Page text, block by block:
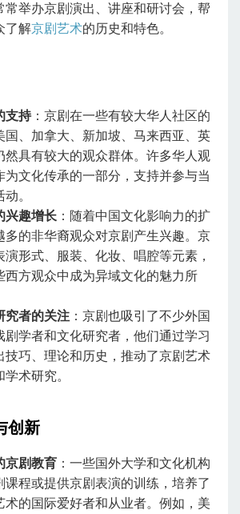
常举办京剧演出、讲座和研讨会，帮
了解京剧艺术的历史和特色。
支持：京剧在一些有较大华人社区的
国、加拿大、新加坡、马来西亚、英
然具有较大的观众群体。许多华人观
为文化传承的一部分，支持并参与当
。
兴趣增长 ：随着中国文化影响力的扩
多的非华裔观众对京剧产生兴趣。京
演形式、服装、化妆、唱腔等元素，
西方观众中成为异域文化的魅力所
究者的关注 ：京剧也吸引了不少外国
剧学者和文化研究者，他们通过学习
技巧、理论和历史，推动了京剧艺术
术研究。
创新
京剧教育 ：一些国外大学和文化机构
课程或提供京剧表演的训练，培养了
术的国际爱好者和从业者。例如，美